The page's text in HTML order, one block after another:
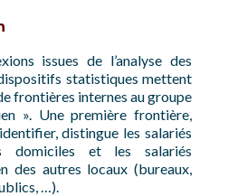
issues de l’analyse des
statistiques mettent
frontières internes au groupe
». Une première frontière,
distingue les salariés
domiciles et les salariés
des autres locaux (bureaux,
…).